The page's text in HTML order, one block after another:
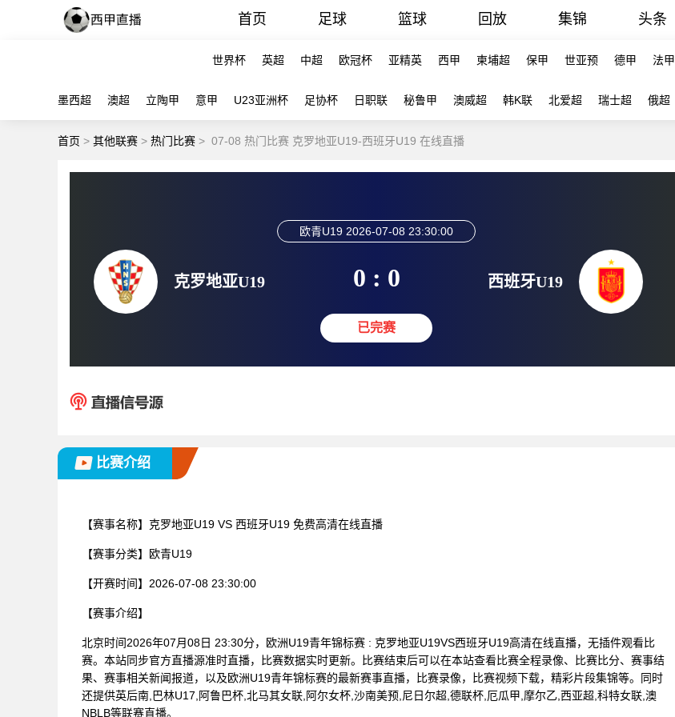
首页 足球 篮球 回放 集锦 头条
世界杯 英超 中超 欧冠杯 亚精英 西甲 柬埔超 保甲 世亚预 德甲 法甲
墨西超 澳超 立陶甲 意甲 U23亚洲杯 足协杯 日职联 秘鲁甲 澳威超 韩K联 北爱超 瑞士超 俄超
首页 > 其他联赛 > 热门比赛 > 07-08 热门比赛 克罗地亚U19-西班牙U19 在线直播
克罗地亚U19
欧青U19 2026-07-08 23:30:00
0 : 0
已完赛
西班牙U19
比赛介绍
【赛事名称】 克罗地亚U19 VS 西班牙U19 免费高清在线直播
【赛事分类】 欧青U19
【开赛时间】 2026-07-08 23:30:00
【赛事介绍】
北京时间2026年07月08日 23:30分，欧洲U19青年锦标赛 : 克罗地亚U19VS西班牙U19高清在线直播，无插件观看比
赛。本站同步官方直播源准时直播，比赛数据实时更新。比赛结束后可以在本站查看比赛全程录像、比赛比分、赛事结
果、赛事相关新闻报道，以及欧洲U19青年锦标赛的最新赛事直播，比赛录像，比赛视频下载，精彩片段集锦等。同时
还提供英后南,巴林U17,阿鲁巴杯,北马其女联,阿尔女杯,沙南美预,尼日尔超,德联杯,厄瓜甲,摩尔乙,西亚超,科特女联,澳
NBLB等联赛直播。